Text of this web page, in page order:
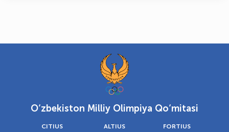
O‘zbekiston Milliy Olimpiya Qo‘mitasi
CITIUS ALTIUS FORTIUS